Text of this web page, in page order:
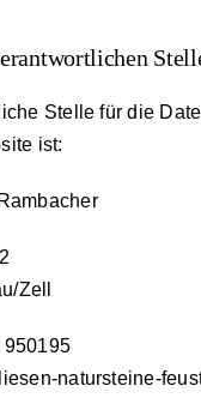
Stelle für die
ist:
Zell
950195
natursteine-